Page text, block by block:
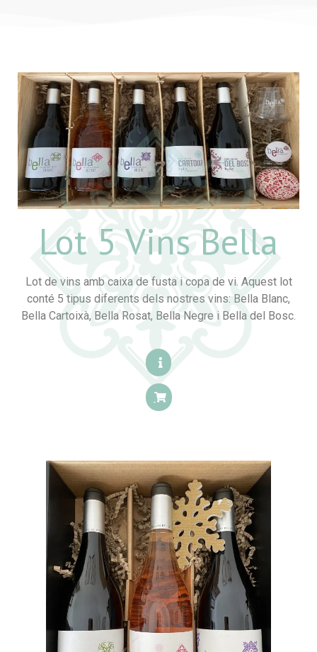
Lot 5 Vins Bella
Lot de vins amb caixa de fusta i copa de vi. Aquest lot
conté 5 tipus diferents dels nostres vins: Bella Blanc,
Bella Cartoixà, Bella Rosat, Bella Negre i Bella del Bosc.